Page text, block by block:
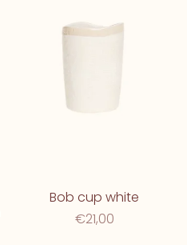
Bob cup white
€21,00